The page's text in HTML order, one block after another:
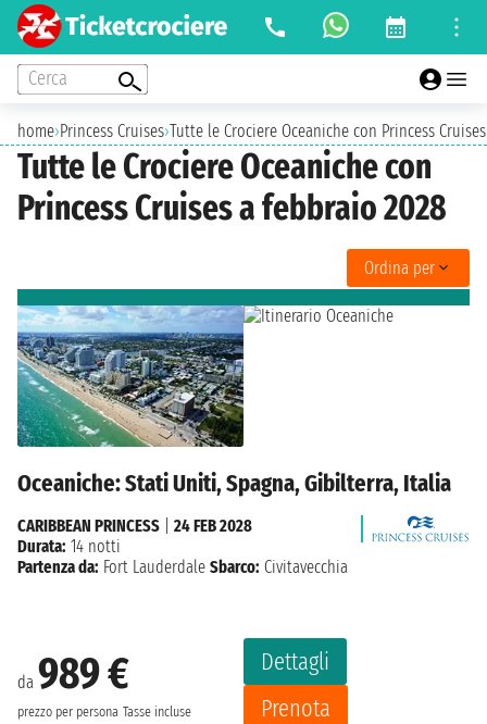
Cerca
home›Princess Cruises›Tutte le Crociere Oceaniche con Princess
Tutte le Crociere Oceaniche con
Princess Cruises a febbraio 2028
Ordina per
Oceaniche: Stati Uniti, Spagna, Gibilterra, Italia
da 989 €
prezzo per persona Tasse incluse
Dettagli
Prenota
CARIBBEAN PRINCESS
24 FEB 2028
Durata: 14 notti
Partenza da: Fort Lauderdale Sbarco: Civitavecchia